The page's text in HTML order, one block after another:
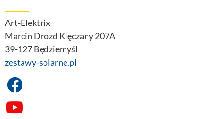
Art-Elektrix
Marcin Drozd Klęczany 207A
39-127 Będziemyśl
zestawy-solarne.pl